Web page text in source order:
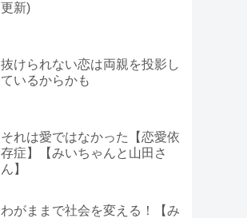
更新)
抜けられない恋は両親を投影し
ているからかも
それは愛ではなかった【恋愛依
存症】【みいちゃんと山田さ
ん】
わがままで社会を変える！【み